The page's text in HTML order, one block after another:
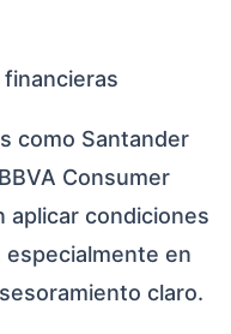
como Santander
Consumer
aplicar condiciones
especialmente en
claro.